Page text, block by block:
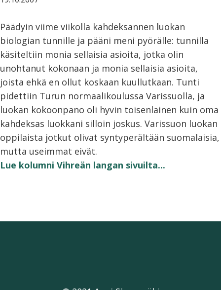
Päädyin viime viikolla kahdeksannen luokan
biologian tunnille ja pääni meni pyörälle: tunnilla
käsiteltiin monia sellaisia asioita, jotka olin
unohtanut kokonaan ja monia sellaisia asioita,
joista ehkä en ollut koskaan kuullutkaan. Tunti
pidettiin Turun normaalikoulussa Varissuolla, ja
luokan kokoonpano oli hyvin toisenlainen kuin oma
kahdeksas luokkani silloin joskus. Varissuon luokan
oppilaista jotkut olivat syntyperältään suomalaisia,
mutta useimmat eivät.
Lue kolumni Vihreän langan sivuilta...